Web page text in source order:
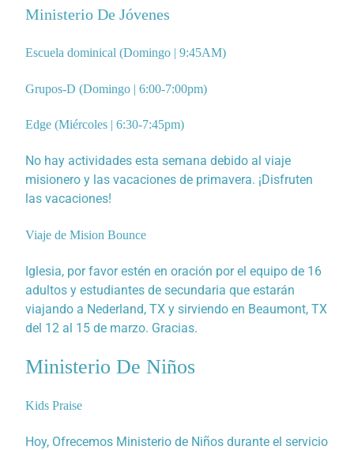
Ministerio De Jóvenes
Escuela dominical (Domingo | 9:45AM)
Grupos-D (Domingo | 6:00-7:00pm)
Edge (Miércoles | 6:30-7:45pm)
No hay actividades esta semana debido al viaje
misionero y las vacaciones de primavera. ¡Disfruten
las vacaciones!
Viaje de Mision Bounce
Iglesia, por favor estén en oración por el equipo de 16
adultos y estudiantes de secundaria que estarán
viajando a Nederland, TX y sirviendo en Beaumont, TX
del 12 al 15 de marzo. Gracias.
Ministerio De Niños
Kids Praise
Hoy, Ofrecemos Ministerio de Niños durante el servicio